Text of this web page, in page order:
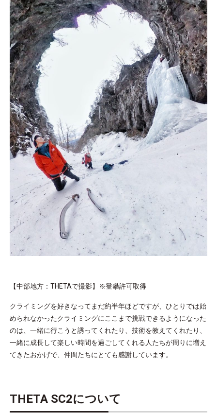
【中部地方：THETAで撮影】※登攀許可取得
クライミングを好きなってまだ約半年ほどですが、ひとりでは始
められなかったクライミングにここまで挑戦できるようになった
のは、一緒に行こうと誘ってくれたり、技術を教えてくれたり、
一緒に成長して楽しい時間を過ごしてくれる人たちが周りに増え
てきたおかげで、仲間たちにとても感謝しています。
THETA SC2について